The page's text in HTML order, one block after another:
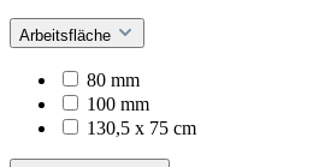
Arbeitsfläche
80 mm
100 mm
130,5 x 75 cm